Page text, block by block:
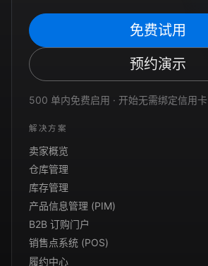
免费试用
预约演示
500 单内免费启用 · 开始无需绑定信用卡
解决方案
卖家概览
仓库管理
库存管理
产品信息管理 (PIM)
B2B 订购门户
销售点系统 (POS)
履约中心